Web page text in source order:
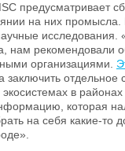
предусматривает
на них промысла.
исследования.
нам рекомендовали
организациями.
отдельное
в
которая
на себя какие-то